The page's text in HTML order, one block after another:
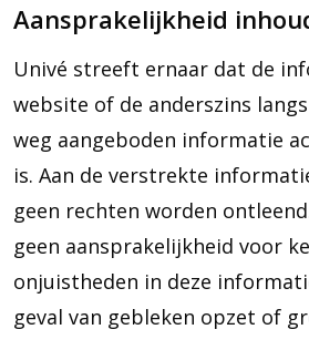
Aansprakelijkheid
Univé streeft ernaar dat de
website of de anderszins
weg aangeboden informatie
is. Aan de verstrekte
geen rechten worden
geen aansprakelijkheid voor
onjuistheden in deze
geval van gebleken opzet of